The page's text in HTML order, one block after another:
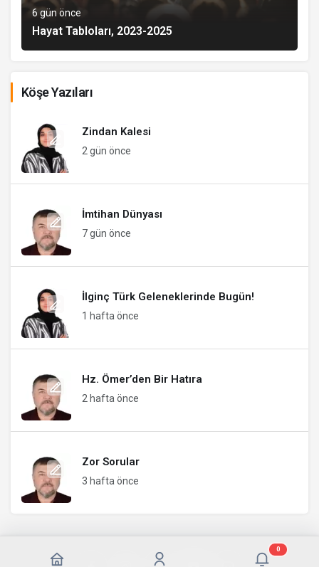
6 gün önce
Hayat Tabloları, 2023-2025
Köşe Yazıları
Zindan Kalesi
2 gün önce
İmtihan Dünyası
7 gün önce
İlginç Türk Geleneklerinde Bugün!
1 hafta önce
Hz. Ömer’den Bir Hatıra
2 hafta önce
Zor Sorular
3 hafta önce
0